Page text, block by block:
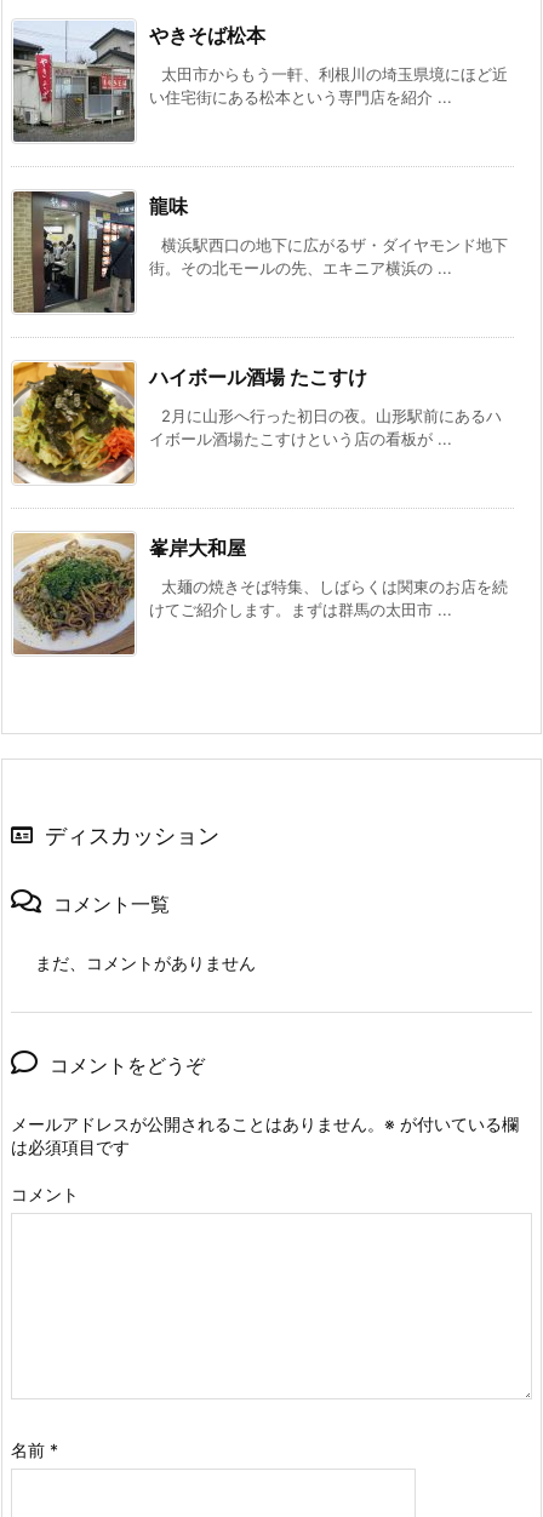
やきそば松本
太田市からもう一軒、利根川の埼玉県境にほど近
い住宅街にある松本という専門店を紹介 ...
龍味
横浜駅西口の地下に広がるザ・ダイヤモンド地下
街。その北モールの先、エキニア横浜の ...
ハイボール酒場 たこすけ
2月に山形へ行った初日の夜。山形駅前にあるハ
イボール酒場たこすけという店の看板が ...
峯岸大和屋
太麺の焼きそば特集、しばらくは関東のお店を続
けてご紹介します。まずは群馬の太田市 ...
ディスカッション
コメント一覧
まだ、コメントがありません
コメントをどうぞ
メールアドレスが公開されることはありません。 ※ が付いている欄
は必須項目です
コメント
名前 *